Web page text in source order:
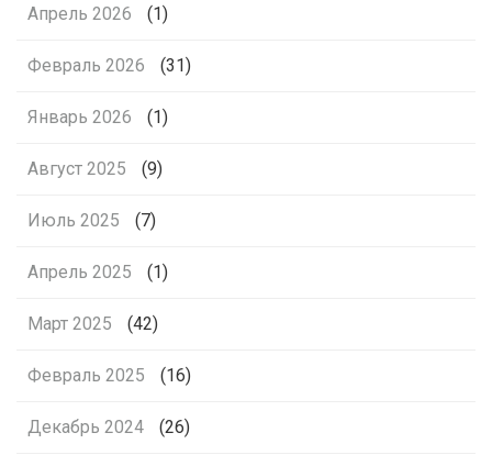
Апрель 2026 (1)
Февраль 2026 (31)
Январь 2026 (1)
Август 2025 (9)
Июль 2025 (7)
Апрель 2025 (1)
Март 2025 (42)
Февраль 2025 (16)
Декабрь 2024 (26)